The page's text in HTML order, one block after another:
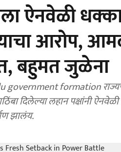
ऐनवेळी
आरोप,
बहुमत जुळेना
government formation
दिलेल्या लहान पक्षांनी
झालंय.